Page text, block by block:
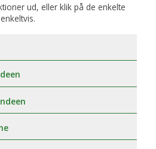
ud, eller klik på de enkelte